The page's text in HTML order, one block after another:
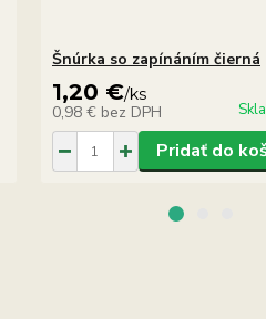
Šnúrka so zapínáním čierná
1,20 €/ks
0,98 € bez DPH
Pridať do